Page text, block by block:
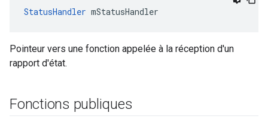
StatusHandler mStatusHandler
Pointeur vers une fonction appelée à la réception d'un
rapport d'état.
Fonctions publiques